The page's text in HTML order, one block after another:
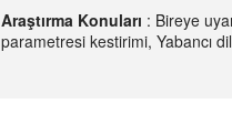
Araştırma Konuları : Bireye
parametresi kestirimi, Yabancı